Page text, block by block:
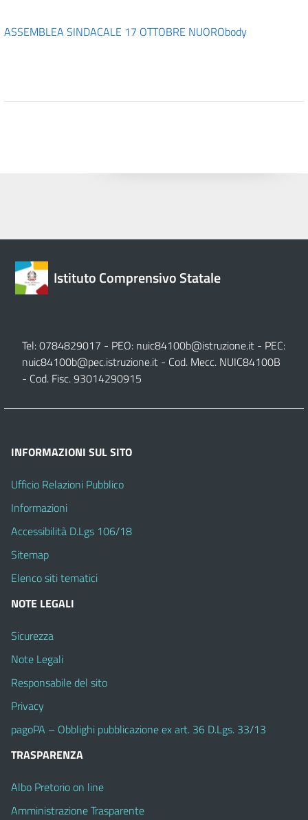
ASSEMBLEA SINDACALE 17 OTTOBRE NUORObody
Istituto Comprensivo Statale
Tel: 0784829017 - PEO: nuic84100b@istruzione.it - PEC:
nuic84100b@pec.istruzione.it - Cod. Mecc. NUIC84100B
- Cod. Fisc. 93014290915
INFORMAZIONI SUL SITO
Ufficio Relazioni Pubblico
Informazioni
Accessibilità D.Lgs 106/18
Sitemap
Elenco siti tematici
NOTE LEGALI
Sicurezza
Note Legali
Responsabile del sito
Privacy
pagoPA – Obblighi pubblicazione ex art. 36 D.Lgs. 33/13
TRASPARENZA
Albo Pretorio on line
Amministrazione Trasparente